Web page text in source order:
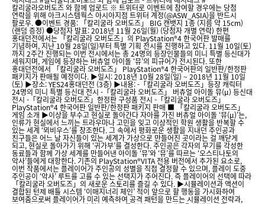
칼리굴라오버도즈 와 함께 업로드 ※ 트위터로 이벤트에 참여할 경우에는 당첨
연락을 위해 아크시스템웍스 아시아지점 트위터 계정(@ASW_ASIA)을 반드시
팔로우. ●이벤트 경품: 「칼리굴라 오버도즈」 BIG 캔뱃지 1종 (지름 약 15cm)
(랜덤 증정) ●당첨자 발표: 2018년 11월 26일(월) (당첨자 개별 연락) 한편
홍대던전에서는 「칼리굴라 오버도즈」의 PlayStation®4 한국어판 발매를
기념하여, 지난 10월 28일(일)부터 특별 기획 전시를 진행하고 있다. 11월 10일(토)
까지 2주간 진행되는 이번 전시에서는 총 24명의 등장인물들의 미니 특별 등신대가
세워지며, 게임에 등장하는 버츄얼 아이돌 ‘뮤’의 피규어가 전시된다. 또한
홍대던전에서 「칼리굴라 오버도즈」 PlayStation®4 한국어판의 일반판/한정판
패키지가 판매될 예정이다. ▶일시: 2018년 10월 28일(일) ~ 2018년 11월 10일
(토) ▶장소: YES24홍대던전 (3층) ▶내용: -「칼리굴라 오버도즈」등장 캐릭터
24명의 미니 특별 등신대 전시 -「칼리굴라 오버도즈」 버츄얼 아이돌 뮤(µ) 등신대
전시 -「칼리굴라 오버도즈」한정판 구성품 전시 -「칼리굴라 오버도즈」
PlayStation®4 한국어판 일반판/한정판 패키지 판매 ■ 「칼리굴라 오버도즈」
게임 소개 ▶이상을 부수고 현실로 돌아간다 자아를 가진 버츄얼 아이돌 ‘뮤(µ)’는,
인류가 현실에서 느끼는 트라우마나 고민을 잊고 이상적인 학원 생활을 반복할 수
있는 세계 ‘뫼비우스’를 창조한다. 그 속에서 평화로운 생활을 지내던 주인공과
친구들은 어느 날 자신들이 있는 세계가 가상으로 만들어진 곳이라는 걸 깨닫게
되고, 현실로 돌아가기 위해 ‘귀가부’를 결성한다. 주인공은 각자의 무기를 각성한
동료들과 함께 가상 세계를 만들어낸 아이돌 ‘뮤’와 ‘뮤’를 따르는 ‘오스티나토의
악사’들에게 대항한다. 기존의 PlayStation®VITA 전용 버전에서 추가된 요소로,
이번 작품에서는 플레이어가 주인공의 성별을 직접 결정할 수 있으며, 플레이 도중
주인공이 ‘악사’ 루트를 고를 수 있는 선택지가 주어진다. 즉 플레이어의 선택에 따라
「칼리굴라 오버도즈」의 새로운 스토리를 즐길 수 있다. ▶시뮬레이션과 액션이
결합된 턴제 배틀 시스템 ‘이매지너리 체인’ 적이 앞으로 할 행동을 가시화하여
보여줌으로써 플레이어가 미리 예측하여 공격 패턴을 만드는 시뮬레이션 전략과,